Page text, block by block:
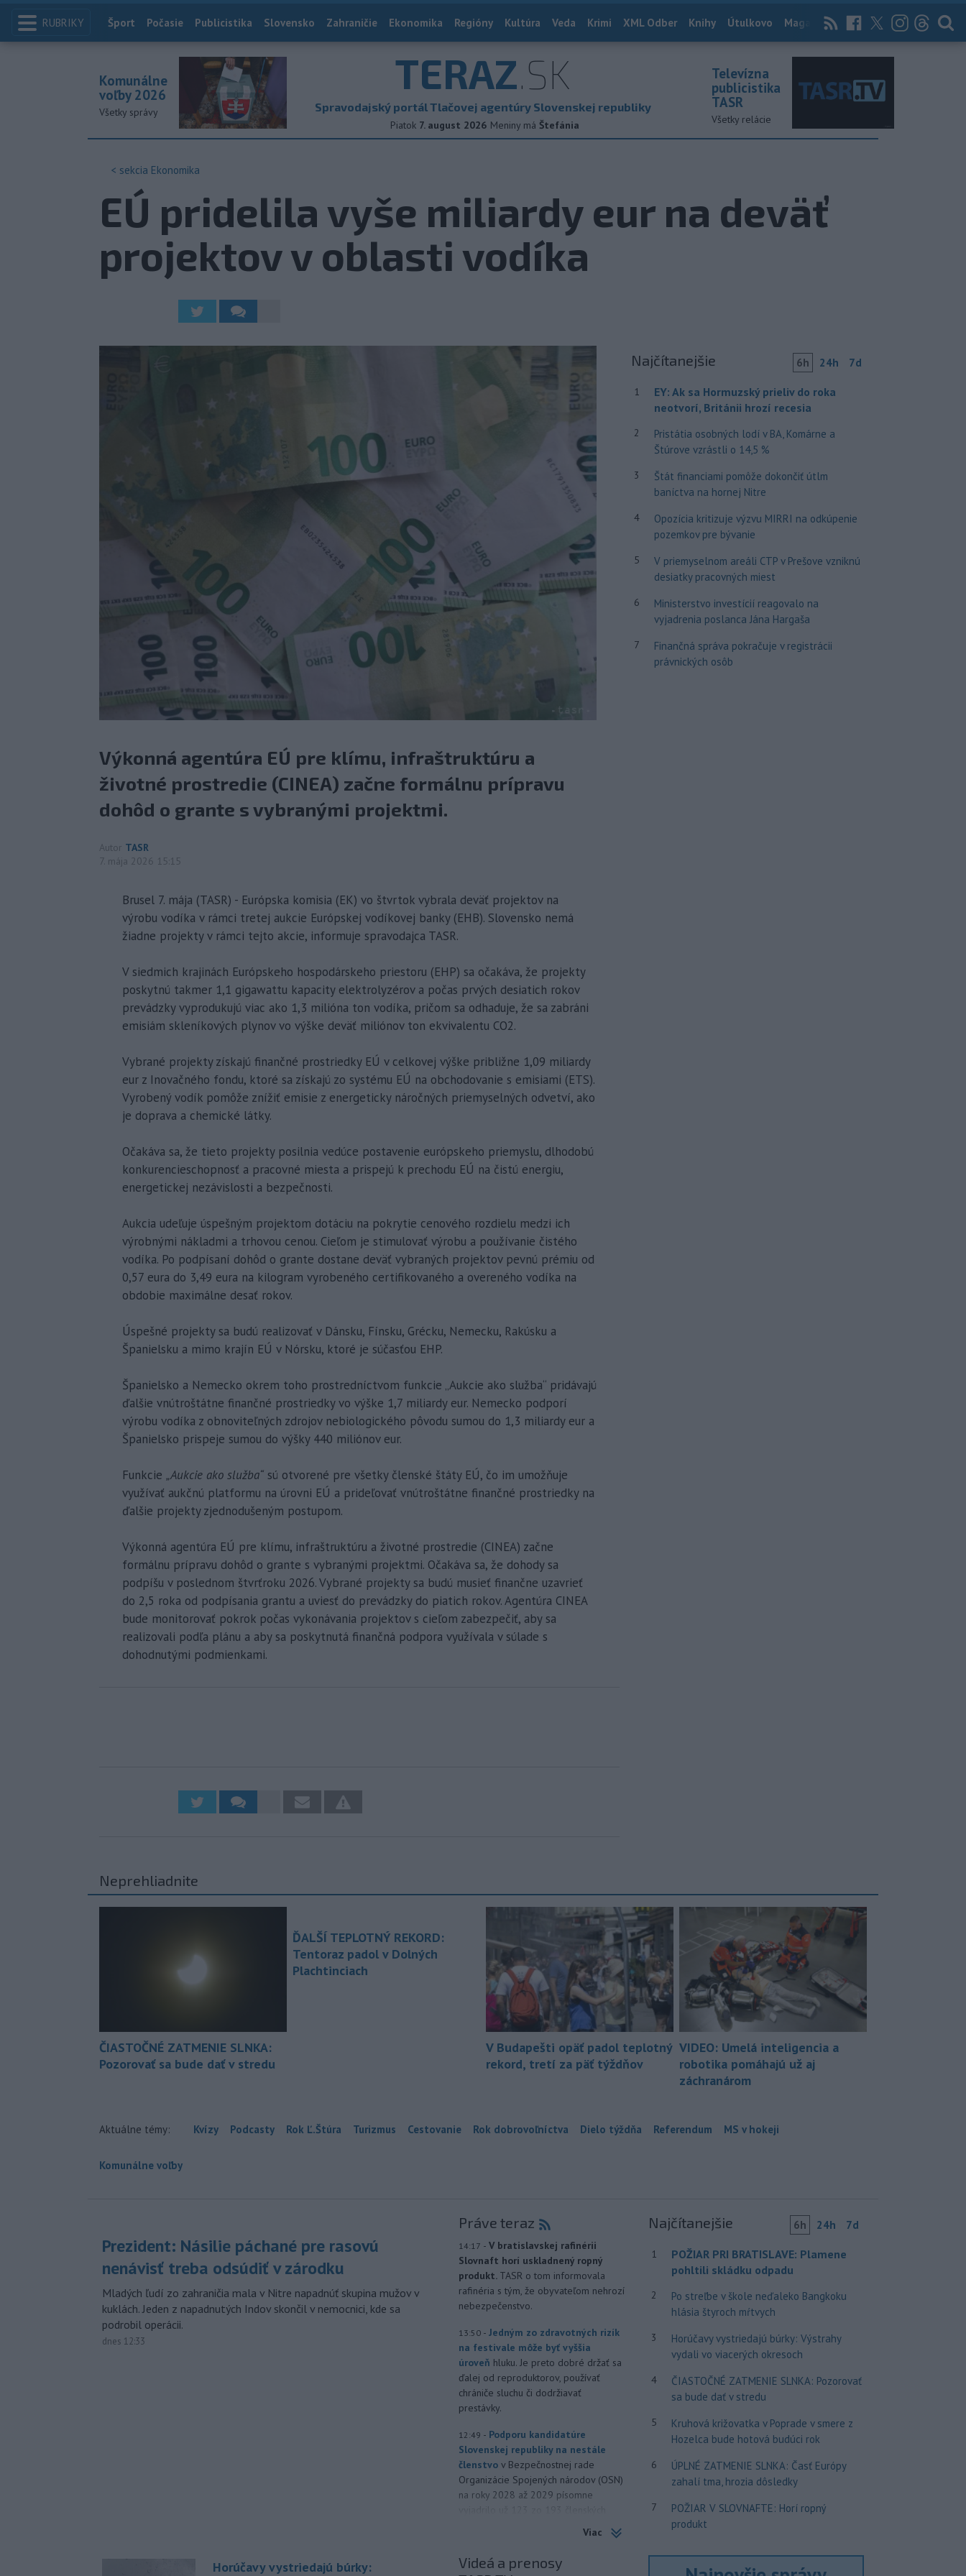
RUBRIKY Index
Šport Počasie Publicistika Slovensko Zahraničie Ekonomika Regióny Kultúra Veda Krimi XML Odber Knihy Útulkovo Magazín News Now Archív
TERAZ.SK
Spravodajský portál Tlačovej agentúry Slovenskej republiky
Piatok 7. august 2026 Meniny má Štefánia
Komunálne
voľby 2026
Všetky správy
Televízna
publicistika
TASR
Všetky relácie
< sekcia Ekonomika
EÚ pridelila vyše miliardy eur na deväť
projektov v oblasti vodíka
Výkonná agentúra EÚ pre klímu, infraštruktúru a
životné prostredie (CINEA) začne formálnu prípravu
dohôd o grante s vybranými projektmi.
Autor TASR
7. mája 2026 15:15
Brusel 7. mája (TASR) - Európska komisia (EK) vo štvrtok vybrala deväť projektov na
výrobu vodíka v rámci tretej aukcie Európskej vodíkovej banky (EHB). Slovensko nemá
žiadne projekty v rámci tejto akcie, informuje spravodajca TASR.
V siedmich krajinách Európskeho hospodárskeho priestoru (EHP) sa očakáva, že projekty
poskytnú takmer 1,1 gigawattu kapacity elektrolyzérov a počas prvých desiatich rokov
prevádzky vyprodukujú viac ako 1,3 milióna ton vodíka, pričom sa odhaduje, že sa zabráni
emisiám skleníkových plynov vo výške deväť miliónov ton ekvivalentu CO2.
Vybrané projekty získajú finančné prostriedky EÚ v celkovej výške približne 1,09 miliardy
eur z Inovačného fondu, ktoré sa získajú zo systému EÚ na obchodovanie s emisiami (ETS).
Vyrobený vodík pomôže znížiť emisie z energeticky náročných priemyselných odvetví, ako
je doprava a chemické látky.
Očakáva sa, že tieto projekty posilnia vedúce postavenie európskeho priemyslu, dlhodobú
konkurencieschopnosť a pracovné miesta a prispejú k prechodu EÚ na čistú energiu,
energetickej nezávislosti a bezpečnosti.
Aukcia udeľuje úspešným projektom dotáciu na pokrytie cenového rozdielu medzi ich
výrobnými nákladmi a trhovou cenou. Cieľom je stimulovať výrobu a používanie čistého
vodíka. Po podpísaní dohôd o grante dostane deväť vybraných projektov pevnú prémiu od
0,57 eura do 3,49 eura na kilogram vyrobeného certifikovaného a overeného vodíka na
obdobie maximálne desať rokov.
Úspešné projekty sa budú realizovať v Dánsku, Fínsku, Grécku, Nemecku, Rakúsku a
Španielsku a mimo krajín EÚ v Nórsku, ktoré je súčasťou EHP.
Španielsko a Nemecko okrem toho prostredníctvom funkcie „Aukcie ako služba“ pridávajú
ďalšie vnútroštátne finančné prostriedky vo výške 1,7 miliardy eur. Nemecko podporí
výrobu vodíka z obnoviteľných zdrojov nebiologického pôvodu sumou do 1,3 miliardy eur a
Španielsko prispeje sumou do výšky 440 miliónov eur.
Funkcie „Aukcie ako služba“ sú otvorené pre všetky členské štáty EÚ, čo im umožňuje
využívať aukčnú platformu na úrovni EÚ a prideľovať vnútroštátne finančné prostriedky na
ďalšie projekty zjednodušeným postupom.
Výkonná agentúra EÚ pre klímu, infraštruktúru a životné prostredie (CINEA) začne
formálnu prípravu dohôd o grante s vybranými projektmi. Očakáva sa, že dohody sa
podpíšu v poslednom štvrťroku 2026. Vybrané projekty sa budú musieť finančne uzavrieť
do 2,5 roka od podpísania grantu a uviesť do prevádzky do piatich rokov. Agentúra CINEA
bude monitorovať pokrok počas vykonávania projektov s cieľom zabezpečiť, aby sa
realizovali podľa plánu a aby sa poskytnutá finančná podpora využívala v súlade s
dohodnutými podmienkami.
Najčítanejšie 6h 24h 7d
1
EY: Ak sa Hormuzský prieliv do roka
neotvorí, Británii hrozí recesia
2
Pristátia osobných lodí v BA, Komárne a
Štúrove vzrástli o 14,5 %
3
Štát financiami pomôže dokončiť útlm
baníctva na hornej Nitre
4
Opozícia kritizuje výzvu MIRRI na odkúpenie
pozemkov pre bývanie
5
V priemyselnom areáli CTP v Prešove vzniknú
desiatky pracovných miest
6
Ministerstvo investícií reagovalo na
vyjadrenia poslanca Jána Hargaša
7
Finančná správa pokračuje v registrácii
právnických osôb
Neprehliadnite
ČIASTOČNÉ ZATMENIE SLNKA:
Pozorovať sa bude dať v stredu
ĎALŠÍ TEPLOTNÝ REKORD:
Tentoraz padol v Dolných
Plachtinciach
V Budapešti opäť padol teplotný
rekord, tretí za päť týždňov
VIDEO: Umelá inteligencia a
robotika pomáhajú už aj
záchranárom
Aktuálne témy: Kvízy Podcasty Rok Ľ.Štúra Turizmus Cestovanie Rok dobrovoľníctva Dielo týždňa Referendum MS v hokeji
Komunálne voľby
Prezident: Násilie páchané pre rasovú
nenávisť treba odsúdiť v zárodku
Mladých ľudí zo zahraničia mala v Nitre napadnúť skupina mužov v
kuklách. Jeden z napadnutých Indov skončil v nemocnici, kde sa
podrobil operácii.
dnes 12:33
Horúčavy vystriedajú búrky:
Práve teraz
14:17 - V bratislavskej rafinérii
Slovnaft horí uskladnený ropný
produkt. TASR o tom informovala
rafinéria s tým, že obyvateľom nehrozí
nebezpečenstvo.
13:50 - Jedným zo zdravotných rizík
na festivale môže byť vyššia
úroveň hluku. Je preto dobré držať sa
ďalej od reproduktorov, používať
chrániče sluchu či dodržiavať
prestávky.
12:49 - Podporu kandidatúre
Slovenskej republiky na nestále
členstvo v Bezpečnostnej rade
Organizácie Spojených národov (OSN)
na roky 2028 až 2029 písomne
nenávisť alebo pre príslušnosť k
Viac
Videá a prenosy
Najčítanejšie 6h 24h 7d
1
POŽIAR PRI BRATISLAVE: Plamene
pohltili skládku odpadu
2
Po streľbe v škole neďaleko Bangkoku
hlásia štyroch mŕtvych
3
Horúčavy vystriedajú búrky: Výstrahy
vydali vo viacerých okresoch
4
ČIASTOČNÉ ZATMENIE SLNKA: Pozorovať
sa bude dať v stredu
5
Kruhová križovatka v Poprade v smere z
Hozelca bude hotová budúci rok
6
ÚPLNÉ ZATMENIE SLNKA: Časť Európy
zahalí tma, hrozia dôsledky
7
POŽIAR V SLOVNAFTE: Horí ropný
produkt